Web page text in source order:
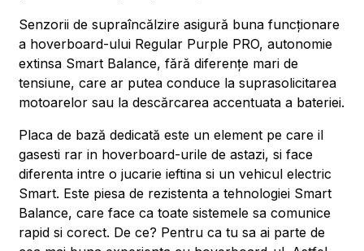
Senzorii de supraîncălzire asigură buna funcționare
a hoverboard-ului Regular Purple PRO, autonomie
extinsa Smart Balance, fără diferențe mari de
tensiune, care ar putea conduce la suprasolicitarea
motoarelor sau la descărcarea accentuata a bateriei.
Placa de bază dedicată este un element pe care il
gasesti rar in hoverboard-urile de astazi, si face
diferenta intre o jucarie ieftina si un vehicul electric
Smart. Este piesa de rezistenta a tehnologiei Smart
Balance, care face ca toate sistemele sa comunice
rapid si corect. De ce? Pentru ca tu sa ai parte de